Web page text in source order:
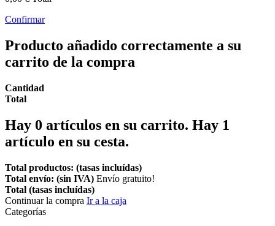
Confirmar
Producto añadido correctamente a su
carrito de la compra
Cantidad
Total
Hay 0 artículos en su carrito. Hay 1
artículo en su cesta.
Total productos: (tasas incluídas)
Total envío: (sin IVA) Envío gratuito!
Total (tasas incluídas)
Continuar la compra Ir a la caja
Categorías